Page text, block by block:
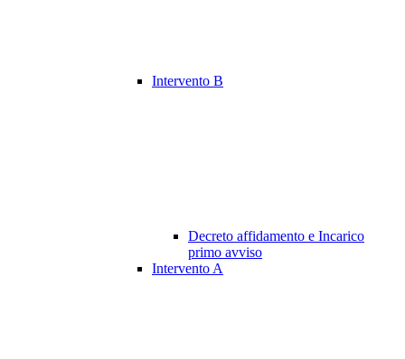
Intervento B
Decreto affidamento e Incarico
primo avviso
Intervento A